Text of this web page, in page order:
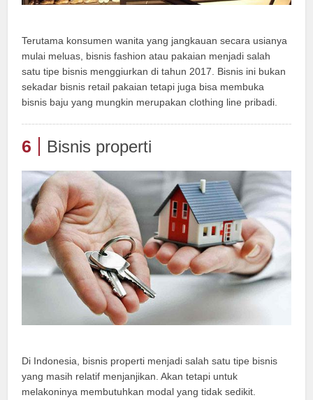
Terutama konsumen wanita yang jangkauan secara usianya
mulai meluas, bisnis fashion atau pakaian menjadi salah
satu tipe bisnis menggiurkan di tahun 2017. Bisnis ini bukan
sekadar bisnis retail pakaian tetapi juga bisa membuka
bisnis baju yang mungkin merupakan clothing line pribadi.
6 Bisnis properti
Di Indonesia, bisnis properti menjadi salah satu tipe bisnis
yang masih relatif menjanjikan. Akan tetapi untuk
melakoninya membutuhkan modal yang tidak sedikit.